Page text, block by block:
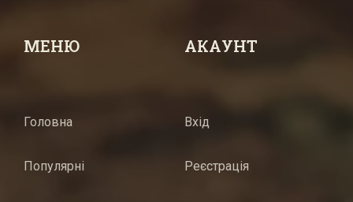
МЕНЮ
Головна
Популярні
АКАУНТ
Вхід
Реєстрація